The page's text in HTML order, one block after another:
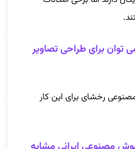
توان برای طراحی تصاویر
رخشای برای این کار